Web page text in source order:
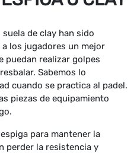
de clay han sido
los jugadores un mejor
puedan realizar golpes
Sabemos lo
cuando se practica al padel.
piezas de equipamiento
para mantener la
perder la resistencia y